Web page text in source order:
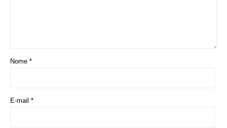
Nome *
E-mail *